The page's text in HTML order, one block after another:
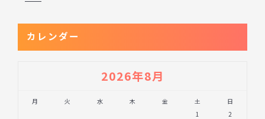
カレンダー
2026年8月
月 火 水 木 金 土
日
1
2